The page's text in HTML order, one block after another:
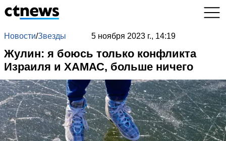
Новости/Звезды 5 ноября 2023 г., 14:19
Жулин: я боюсь только конфликта
Израиля и ХАМАС, больше ничего